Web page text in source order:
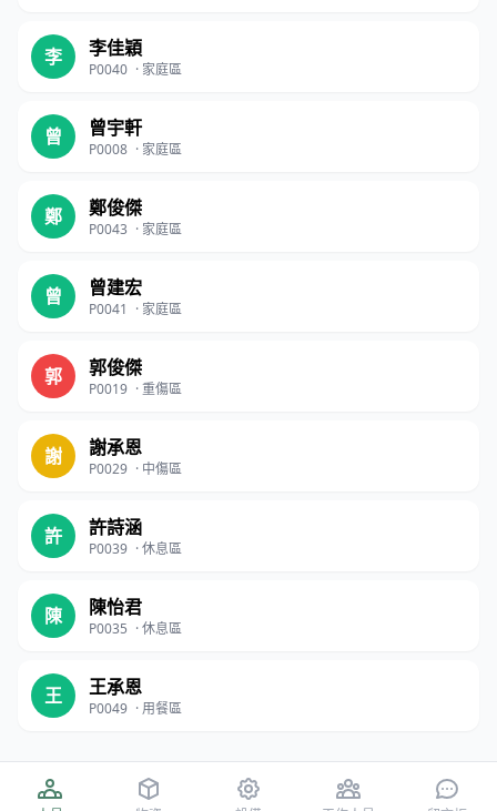
李 李佳穎
P0040 · 家庭區
曾 曾宇軒
P0008 · 家庭區
鄭 鄭俊傑
P0043 · 家庭區
曾 曾建宏
P0041 · 家庭區
郭 郭俊傑
P0019 ·重傷區
謝 謝承恩
P0029 · 中傷區
許 許詩涵
P0039 ·休息區
陳 陳怡君
P0035 ·休息區
王 王承恩
P0049 · 用餐區